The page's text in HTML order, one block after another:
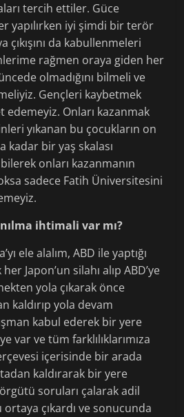
tercih ettiler. Güce
yapılırken iyi şimdi bir terör
da kabullenmeleri
rağmen oraya giden her
olmadığını bilmeli ve
Gençleri kaybetmek
edemeyiz. Onları kazanmak
yıkanan bu çocukların on
kadar bir yaş skalası
onları kazanmanın
sadece Fatih Üniversitesini
ihtimali var mı?
ele alalım, ABD ile yaptığı
Japon’un silahı alıp ABD’ye
yola çıkarak önce
kaldırıp yola devam
kabul ederek bir yere
var ve tüm farklılıklarımıza
içerisinde bir arada
kaldırarak bir yere
soruları çalarak adil
çıkardı ve sonucunda